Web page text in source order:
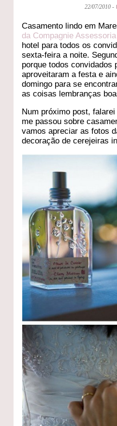
22/07/2010 -
Casamento lindo em
da Compagnie
hotel para todos os
sexta-feira a noite.
porque todos convidados
aproveitaram a festa e
domingo para se
as coisas lembranças
Num próximo post,
me passou sobre
vamos apreciar as fotos
decoração de cerejeiras